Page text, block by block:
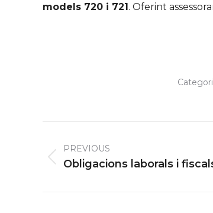
models 720 i 721. Oferint
navigation
PREVIOUS
Previous
Obligacions laborals i